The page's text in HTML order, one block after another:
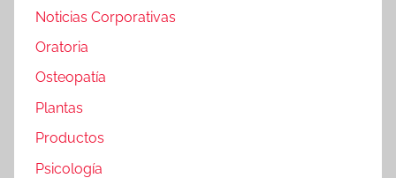
Noticias Corporativas
Oratoria
Osteopatía
Plantas
Productos
Psicología